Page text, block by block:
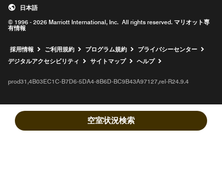
空室状況検索
© 1996 - 2026 Marriott International, Inc. All rights reserved. マリオット専
有情報
日本語
採用情報 新しいウィンドウで開く
ご利用規約 プログラム規約
プライバシーセンター
デジタルアクセシビリティ
サイトマップ ヘルプ
prod31,4B03EC1C-B7D6-5DA4-8B6D-BC9B43A97127,rel-R24.9.4